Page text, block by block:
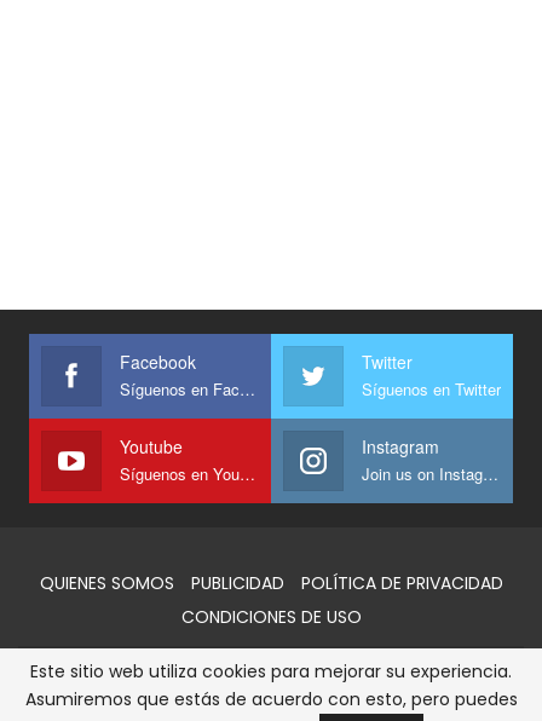
Facebook
Síguenos en Facebook
Twitter
Síguenos en Twitter
Youtube
Síguenos en Youtube
Instagram
Join us on Instagram
QUIENES SOMOS PUBLICIDAD
POLÍTICA DE PRIVACIDAD
CONDICIONES DE USO
© 2026 - AlertaQro. Todos los derechos reservados
Este sitio web utiliza cookies para mejorar su experiencia.
Asumiremos que estás de acuerdo con esto, pero puedes